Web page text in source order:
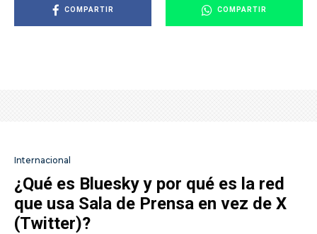
COMPARTIR COMPARTIR
Internacional
¿Qué es Bluesky y por qué es la red
que usa Sala de Prensa en vez de X
(Twitter)?